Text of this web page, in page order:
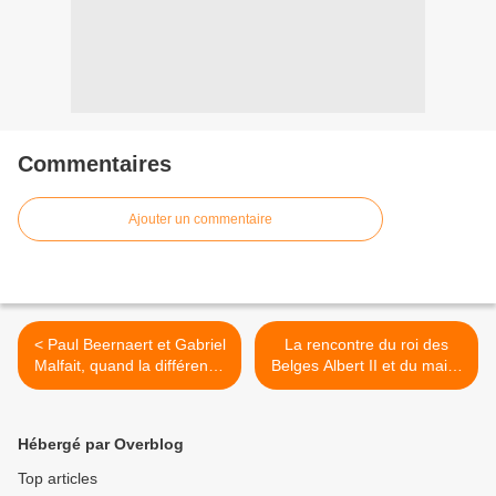
Commentaires
Ajouter un commentaire
< Paul Beernaert et Gabriel
Malfait, quand la différence
n'est pas l'indifférence !
La rencontre du roi des
Belges Albert II et du maire
d'Halluin Alexandre
Hébergé par Overblog
Top articles